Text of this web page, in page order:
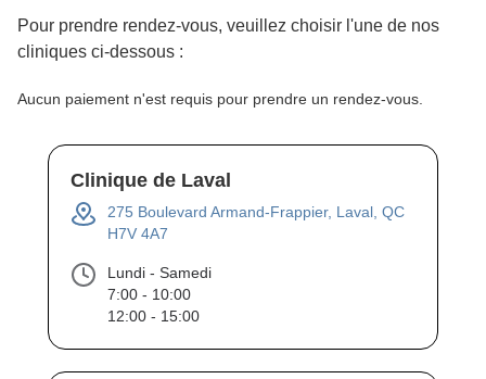
Pour prendre rendez-vous, veuillez choisir l'une de nos
cliniques ci-dessous :
Aucun paiement n'est requis pour prendre un rendez-vous.
Clinique de Laval
275 Boulevard Armand-Frappier, Laval, QC
H7V 4A7
Lundi - Samedi
7:00 - 10:00
12:00 - 15:00